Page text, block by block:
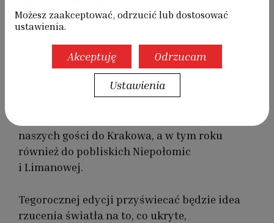
27. edycja Małopolskich Dni Dziedzictwa
Kulturowego odbędzie się w dniach 17–18
odwiedzić miejsca na co dzień niedostępne,
a te znane poznać z zupełnie nowej
perspektywy: dwory, kościoły, biblioteki
naszych gości do Krakowa, a w tym roku
również do pobliskich Niepołomic
i Limanowej.
Tegorocznej edycji przyświecać będzie idea
rzucenia światła na to, co ukryte,
Możesz zaakceptować, odrzucić lub dostosować
ustawienia.
Akceptuję Odrzucam
Ustawienia